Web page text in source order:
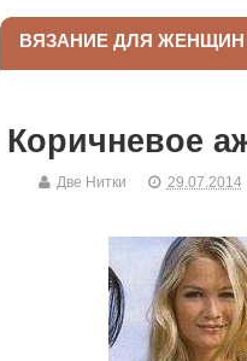
ВЯЗАНИЕ ДЛЯ ЖЕНЩИН
Коричневое
Две Нитки 29.07.2014